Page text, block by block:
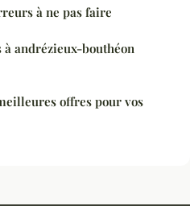
à ne pas faire
andrézieux-bouthéon
offres pour vos